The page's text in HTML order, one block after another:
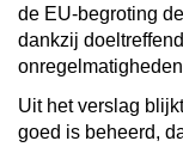
de EU-begroting
dankzij
Uit het verslag
goed is beheerd,